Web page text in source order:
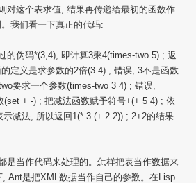
对这个表求值, 结果再传递给最初的函数作
我们看一下真正的代码:
的伪码*(3,4), 即计算3乘4(times-two 5) ; 返
定义是求参数的2倍(3 4) ; 错误, 3不是函数
要求一个参数(times-two 3 4) ; 错误,
(set + -) ; 把减法函数赋予符号+(+ 5 4) ; 依
减法, 所以返回1(* 3 (+ 2 2)) ; 2+2的结果
是当作代码来处理的。怎样把表当作数据来
Ant是把XML数据当作自己的参数。在Lisp